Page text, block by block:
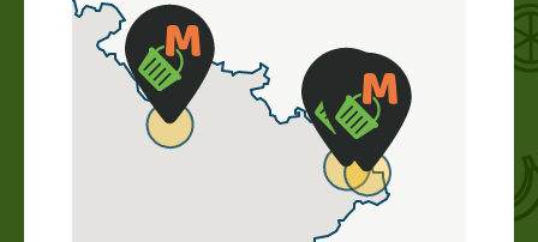
Jak to funguje?
Nákup vyřídíte doma online, obchod zboží
připraví a vy si ho jen vyzvednete. Bez dlouhého